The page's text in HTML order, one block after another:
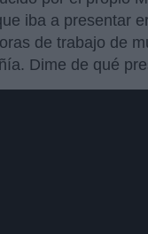
iba a presentar
de trabajo de
Dime de qué